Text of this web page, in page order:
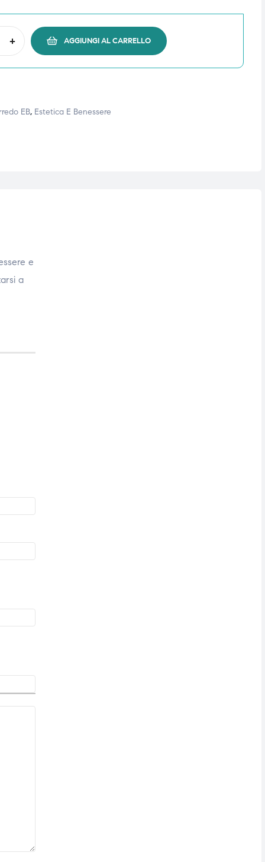
+ AGGIUNGI AL CARRELLO
EB, Estetica E Benessere
e
a